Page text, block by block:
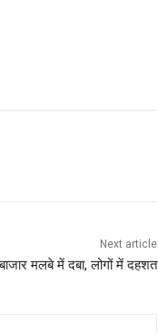
Next article
मलबे में दबा, लोगों में दहशत